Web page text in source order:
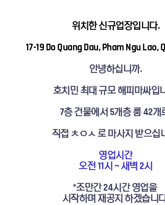
위치한 신규업장입니다.
17-19 Do Quang Dau, Pham Ngu Lao,
안녕하십니까.
호치민 최대 규모 해피마싸입
7층 건물에서 5개층 룸 42개
직접 ㅊㅇㅅ 로 마사지 받으십
영업시간
오전 11시 ~ 새벽 2시
*조만간 24시간 영업을
시작하며 재공지 하겠습니